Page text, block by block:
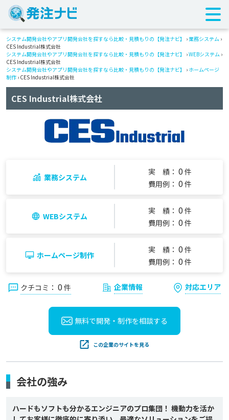
システム開発会社やアプリ開発会社を探すなら比較・見積もりの【発注ナビ】 › 業務システム ›
CES Industrial株式会社
システム開発会社やアプリ開発会社を探すなら比較・見積もりの【発注ナビ】
›WEBシステム ›
CES Industrial株式会社
システム開発会社やアプリ開発会社を探すなら比較・見積もりの【発注ナビ】
› ホームページ
制作 › CES Industrial株式会社
CES Industrial株式会社
業務システム
実 績： 0 件
費用例： 0 件
WEBシステム
実 績： 0 件
費用例： 0 件
ホームページ制作
実 績： 0 件
費用例： 0 件
クチコミ： 0 件 企業情報 対応エリア
無料で開発・制作を相談する
この企業のサイトを見る
会社の強み
ハードもソフトも分かるエンジニアのプロ集団！ 機動力を活か